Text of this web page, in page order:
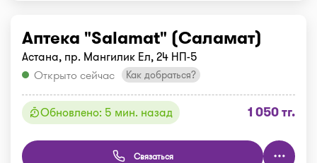
Аптека "Salamat" (Саламат)
Астана, пр. Мангилик Ел, 24 НП-5
Открыто сейчас
Как добраться?
Обновлено: 5 мин. назад 1 050 тг.
Связаться